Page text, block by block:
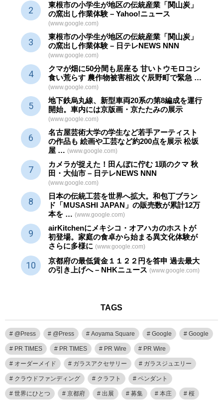
東根市の小学生が地区の伝統産業 「関山炭」
の窯出し作業体験 – Yahoo!ニュース
(www.google.com)
東根市の小学生が地区の伝統産業 「関山炭」
の窯出し作業体験 – 日テレNEWS NNN
(www.google.com)
クマが畑に50分間も居座る 甘いトウモロコシ
食い荒らす 農作物被害相次ぐ辰野町で緊急 …
(www.google.com)
地下鉄烏丸線、新型車両20系の第8編成を運行
開始。車内には京版画・京たたみの展示
(www.google.com)
名古屋芸術大学の学生など若手アーティスト
の作品も 絵画や工芸など約200点を展示 松坂
屋 … (www.google.com)
カメラが捉えた！田んぼに佇む 1頭のクマ 秋
田・大仙市 – 日テレNEWS NNN
(www.google.com)
日本の伝統工芸を世界へ拡大。和包丁ブラン
ド「MUSASHI JAPAN」の販売数が累計12万
本を … (www.google.com)
airKitchenにメキシコ・オアハカのホストが
初登場。家庭の食卓から始まる異文化体験が
さらに多様に (www.google.com)
京都府の最低賃金１１２２円を答申 過去最大
の引き上げへ – NHKニュース (www.google.com)
TAGS
@Press @Press Aoyama Square Google Google
PR TIMES PR TIMES PR Wire PR Wire
オーダーメイド ガラスアクセサリー ガラスジュエリー
クラウドファンディング クラフト ペンダント
世界にひとつ 京都府 出展 募集 本庄 桜